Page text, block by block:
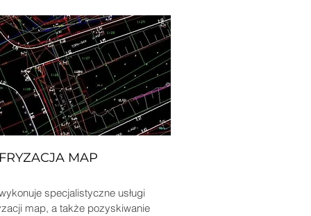
MAP
specjalistyczne usługi
map, a także pozyskiwanie